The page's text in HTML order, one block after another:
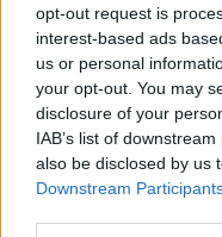
opt-out request is
interest-based ads
us or personal
your opt-out. You may
disclosure of your
IAB’s list of
also be disclosed by us
Downstream
Aiuti di Stato e
Resomet S.r.l.
pubblici per un
2026-01-29
Esonero dal
per l'assunzione di